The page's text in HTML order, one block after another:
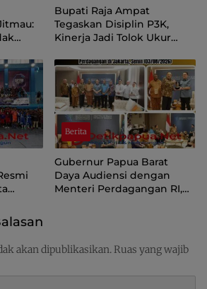
Bupati Raja Ampat
Tegaskan Disiplin P3K,
Kinerja Jadi Tolok Ukur
Muda
Berita
Gubernur Papua Barat
Daya Audiensi dengan
Menteri Perdagangan RI,
Indonesia
akan dipublikasikan.Ruas yang wajib